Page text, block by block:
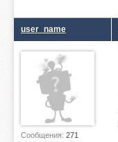
user_name
Сообщения: 271